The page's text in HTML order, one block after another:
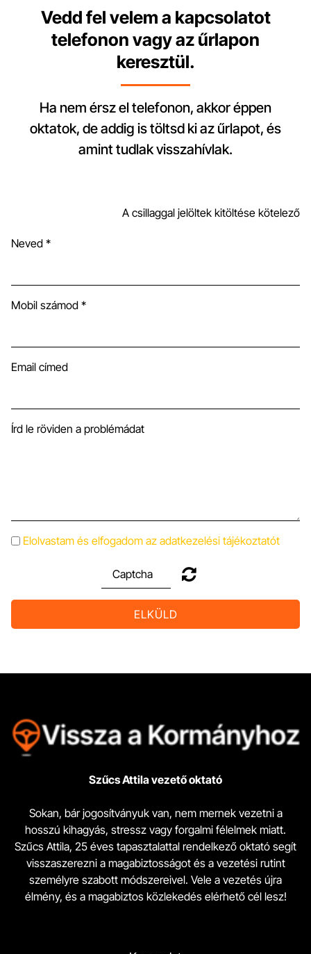
Vedd fel velem a kapcsolatot
telefonon vagy az űrlapon
keresztül.
Ha nem érsz el telefonon, akkor éppen
oktatok, de addig is töltsd ki az űrlapot, és
amint tudlak visszahívlak.
A csillaggal jelöltek kitöltése kötelező
Neved *
Mobil számod *
Email címed
Írd le röviden a problémádat
Elolvastam és elfogadom az adatkezelési tájékoztatót
ELKÜLD
Szűcs Attila vezető oktató
Sokan, bár jogosítványuk van, nem mernek vezetni a
hosszú kihagyás, stressz vagy forgalmi félelmek miatt.
Szűcs Attila, 25 éves tapasztalattal rendelkező oktató segít
visszaszerezni a magabiztosságot és a vezetési rutint
személyre szabott módszereivel. Vele a vezetés újra
élmény, és a magabiztos közlekedés elérhető cél lesz!